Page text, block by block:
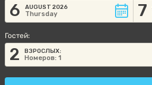
6 AUGUST 2026
Thursday 7
Гостей:
2 ВЗРОСЛЫХ:
Номеров: 1